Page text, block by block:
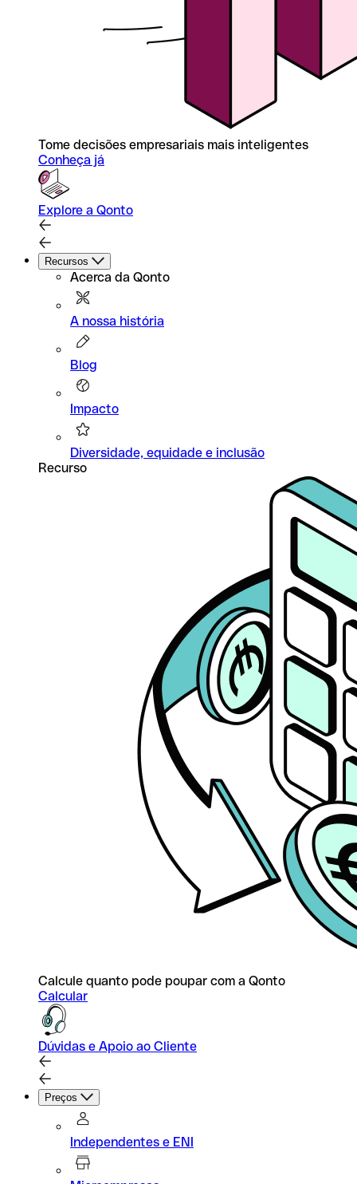
Tome decisões empresariais mais inteligentes
Conheça já
Explore a Qonto
Recursos
Acerca da Qonto
A nossa história
Blog
Impacto
Diversidade, equidade e inclusão
Recurso
Calcule quanto pode poupar com a Qonto
Calcular
Dúvidas e Apoio ao Cliente
Preços
Independentes e ENI